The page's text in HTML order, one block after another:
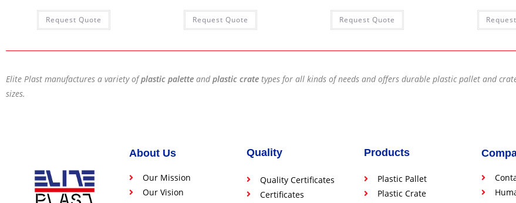
Request Quote Request Quote Request Quote
Elite Plast manufactures a variety ofplastic palette andplastic crate types for all kinds of needs and offers durable plastic pallet and
sizes.
About Us
Our Mission
Our Vision
Quality
Quality Certificates
Certificates
Products
Plastic Pallet
Plastic Crate